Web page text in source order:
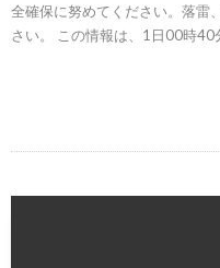
全確保に努めてください。落雷
さい。 この情報は、1日00時